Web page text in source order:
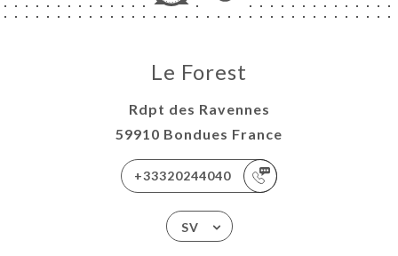
Le Forest
Rdpt des Ravennes
59910 Bondues France
+33320244040
SV